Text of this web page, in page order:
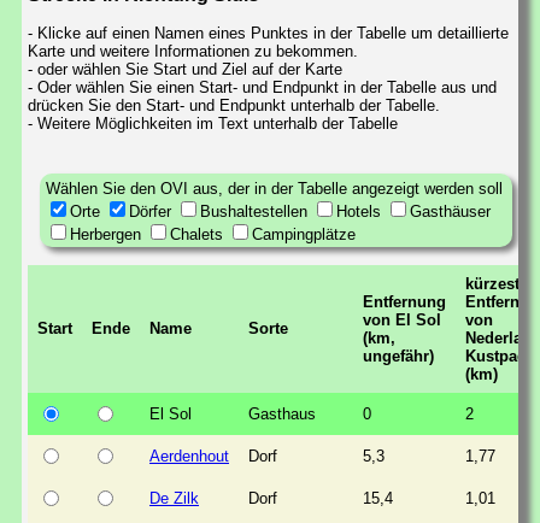
- Klicke auf einen Namen eines Punktes in der Tabelle um detaillierte
Karte und weitere Informationen zu bekommen.
- oder wählen Sie Start und Ziel auf der Karte
- Oder wählen Sie einen Start- und Endpunkt in der Tabelle aus und
drücken Sie den Start- und Endpunkt unterhalb der Tabelle.
- Weitere Möglichkeiten im Text unterhalb der Tabelle
Wählen Sie den OVI aus, der in der Tabelle angezeigt werden soll
Orte
Dörfer Bushaltestellen Hotels
Gasthäuser
Herbergen
Chalets Campingplätze
Start Ende Name Sorte
Entfernung
von El Sol
(km,
ungefähr)
kürzeste
von
Kustpad
(km)
El Sol Gasthaus 0 2
Aerdenhout Dorf 5,3 1,77
De Zilk Dorf 15,4 1,01